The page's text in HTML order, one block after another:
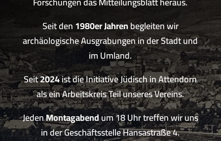
Seit den1980er Jahrenbegleiten wir
archäologische Ausgrabungen in der Stadt und
im Umland.
Seit2024ist die Initiative Jüdisch in Attendorn
als ein Arbeitskreis Teil unseres Vereins.
JedenMontagabendum 18 Uhr treffen wir uns
in der Geschäftsstelle Hansastraße 4.